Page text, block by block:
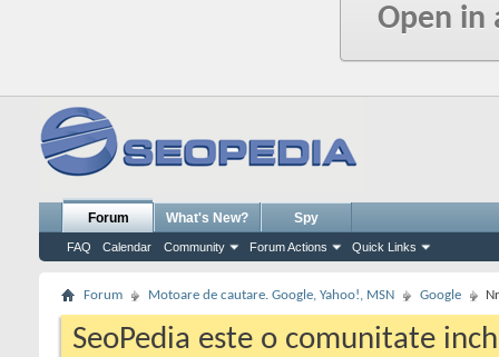
Open in
Forum
FAQ Calendar Community Forum Actions Quick Links
What's New? Spy
Forum Motoare de cautare. Google, Yahoo!, MSN Google
SeoPedia este o comunitate